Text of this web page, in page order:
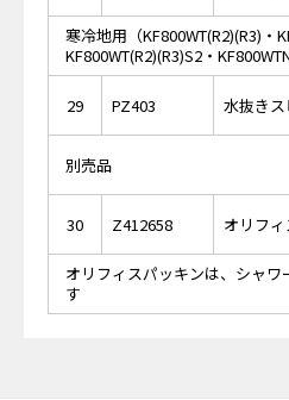
寒冷地用（KF800WT(R2)(R3)・
KF800WT(R2)(R3)S2・
29 PZ403 水抜き
別売品
30 Z412658 オリフ
オリフィスパッキンは、シャ
す